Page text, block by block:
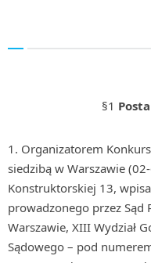
§1
Organizatorem
siedzibą w Warszawie
Konstruktorskiej 13,
prowadzonego przez Sąd
Warszawie, XIII Wydział
Sądowego – pod